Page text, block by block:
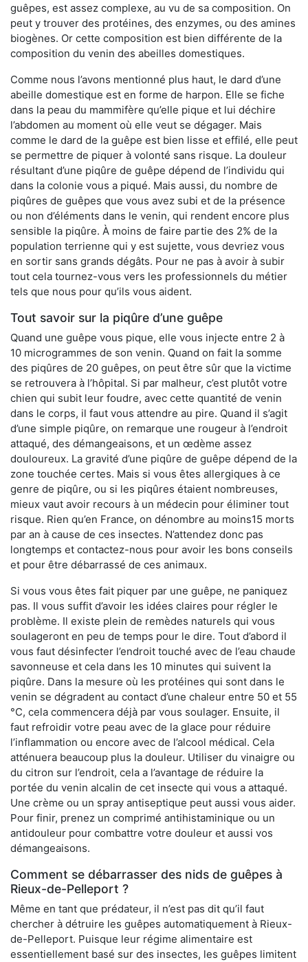
guêpes, est assez complexe, au vu de sa composition. On
peut y trouver des protéines, des enzymes, ou des amines
biogènes. Or cette composition est bien différente de la
composition du venin des abeilles domestiques.
Comme nous l’avons mentionné plus haut, le dard d’une
abeille domestique est en forme de harpon. Elle se fiche
dans la peau du mammifère qu’elle pique et lui déchire
l’abdomen au moment où elle veut se dégager. Mais
comme le dard de la guêpe est bien lisse et effilé, elle peut
se permettre de piquer à volonté sans risque. La douleur
résultant d’une piqûre de guêpe dépend de l’individu qui
dans la colonie vous a piqué. Mais aussi, du nombre de
piqûres de guêpes que vous avez subi et de la présence
ou non d’éléments dans le venin, qui rendent encore plus
sensible la piqûre. À moins de faire partie des 2% de la
population terrienne qui y est sujette, vous devriez vous
en sortir sans grands dégâts. Pour ne pas à avoir à subir
tout cela tournez-vous vers les professionnels du métier
tels que nous pour qu’ils vous aident.
Tout savoir sur la piqûre d’une guêpe
Quand une guêpe vous pique, elle vous injecte entre 2 à
10 microgrammes de son venin. Quand on fait la somme
des piqûres de 20 guêpes, on peut être sûr que la victime
se retrouvera à l’hôpital. Si par malheur, c’est plutôt votre
chien qui subit leur foudre, avec cette quantité de venin
dans le corps, il faut vous attendre au pire. Quand il s’agit
d’une simple piqûre, on remarque une rougeur à l’endroit
attaqué, des démangeaisons, et un œdème assez
douloureux. La gravité d’une piqûre de guêpe dépend de la
zone touchée certes. Mais si vous êtes allergiques à ce
genre de piqûre, ou si les piqûres étaient nombreuses,
mieux vaut avoir recours à un médecin pour éliminer tout
risque. Rien qu’en France, on dénombre au moins15 morts
par an à cause de ces insectes. N’attendez donc pas
longtemps et contactez-nous pour avoir les bons conseils
et pour être débarrassé de ces animaux.
Si vous vous êtes fait piquer par une guêpe, ne paniquez
pas. Il vous suffit d’avoir les idées claires pour régler le
problème. Il existe plein de remèdes naturels qui vous
soulageront en peu de temps pour le dire. Tout d’abord il
vous faut désinfecter l’endroit touché avec de l’eau chaude
savonneuse et cela dans les 10 minutes qui suivent la
piqûre. Dans la mesure où les protéines qui sont dans le
venin se dégradent au contact d’une chaleur entre 50 et 55
°C, cela commencera déjà par vous soulager. Ensuite, il
faut refroidir votre peau avec de la glace pour réduire
l’inflammation ou encore avec de l’alcool médical. Cela
atténuera beaucoup plus la douleur. Utiliser du vinaigre ou
du citron sur l’endroit, cela a l’avantage de réduire la
portée du venin alcalin de cet insecte qui vous a attaqué.
Une crème ou un spray antiseptique peut aussi vous aider.
Pour finir, prenez un comprimé antihistaminique ou un
antidouleur pour combattre votre douleur et aussi vos
démangeaisons.
Comment se débarrasser des nids de guêpes à
Rieux-de-Pelleport ?
Même en tant que prédateur, il n’est pas dit qu’il faut
chercher à détruire les guêpes automatiquement à Rieux-
de-Pelleport. Puisque leur régime alimentaire est
essentiellement basé sur des insectes, les guêpes limitent